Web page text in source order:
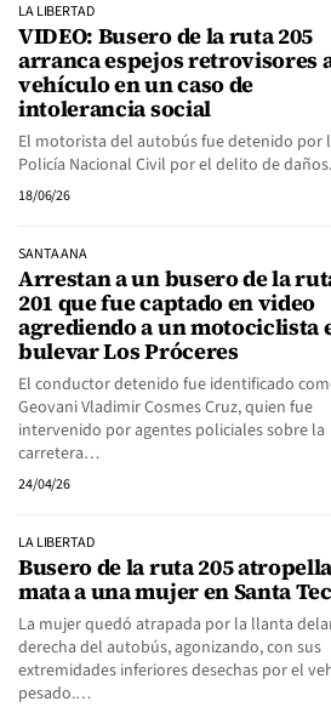
LA LIBERTAD
VIDEO: Busero de la ruta 205
arranca espejos retrovisores
vehículo en un caso de
intolerancia social
El motorista del autobús fue detenido por
Policía Nacional Civil por el delito de daños.
18/06/26
SANTA ANA
Arrestan a un busero de la
201 que fue captado en video
agrediendo a un motociclista
bulevar Los Próceres
El conductor detenido fue identificado
Geovani Vladimir Cosmes Cruz, quien fue
intervenido por agentes policiales sobre la
carretera…
24/04/26
LA LIBERTAD
Busero de la ruta 205
mata a una mujer en Santa
La mujer quedó atrapada por la llanta
derecha del autobús, agonizando, con sus
extremidades inferiores desechas por el
pesado.…